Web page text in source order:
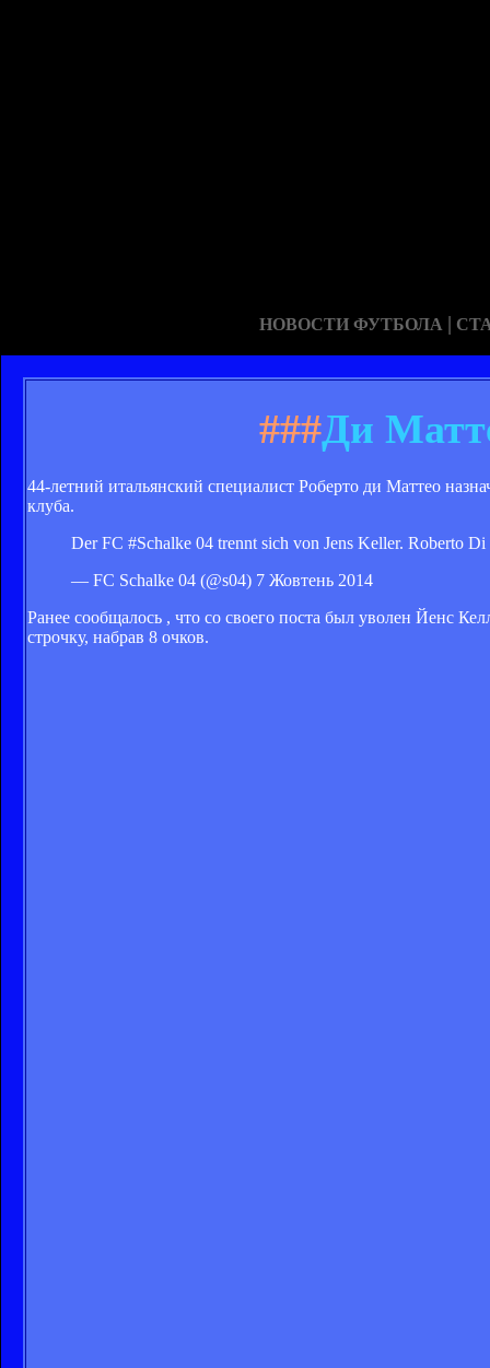
НОВОСТИ ФУТБОЛА |
###Ди
44-летний итальянский специалист Роберто ди Маттео
клуба.
Der FC #Schalke 04 trennt sich von Jens Keller. Roberto
— FC Schalke 04 (@s04) 7 Жовтень 2014
Ранее сообщалось , что со своего поста был уволен Йенс
строчку, набрав 8 очков.